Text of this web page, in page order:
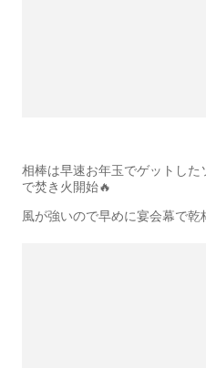
相棒は早速お年玉でゲットし
で焚き火開始🔥
風が強いので早めに宴会幕で乾